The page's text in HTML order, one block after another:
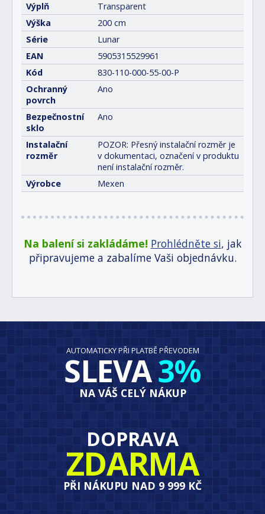
Výplň
Transparent
Výška
200 cm
Série
Lunar
EAN
5905315529961
Kód
830-110-000-55-00-P
Ochranný
povrch
Ano
Bezpečnostní
sklo
Ano
Instalační
rozměr
POZOR: Přesný instalační rozměr je
v dokumentaci, označení v produktu
není instalační rozměr.
Výrobce
Mexen
Na balení si zakládáme! Prohlédněte si, jak
připravujeme a zabalíme Vaši objednávku.
AUTOMATICKY PŘI PLATBĚ PŘEVODEM
SLEVA3%
NA VÁŠ CELÝ NÁKUP
DOPRAVA
ZDARMA
PŘI NÁKUPU NAD 9 999 KČ